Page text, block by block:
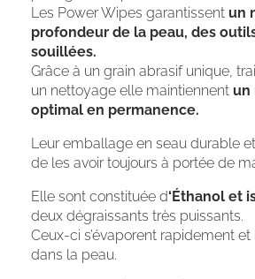
Les Power Wipes garantissent un
profondeur de la peau, des
souillées.
Grâce à un grain abrasif unique,
un nettoyage elle maintiennent un
optimal en permanence.
Leur emballage en seau durable
de les avoir toujours à portée de
Elle sont constituée d‘Éthanol et
deux dégraissants très puissants.
Ceux-ci s’évaporent rapidement
dans la peau.